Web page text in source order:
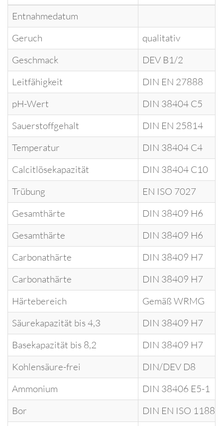
Entnahmedatum
Geruch
qualitativ
Geschmack
DEV B1/2
Leitfähigkeit
DIN EN 27888
pH-Wert
DIN 38404 C5
Sauerstoffgehalt
DIN EN 25814
Temperatur
DIN 38404 C4
Calcitlösekapazität
DIN 38404 C10
Trübung
EN ISO 7027
Gesamthärte
DIN 38409 H6
Gesamthärte
DIN 38409 H6
Carbonathärte
DIN 38409 H7
Carbonathärte
DIN 38409 H7
Härtebereich
Gemäß WRMG
Säurekapazität bis 4,3
DIN 38409 H7
Basekapazität bis 8,2
DIN 38409 H7
Kohlensäure-frei
DIN/DEV D8
Ammonium
DIN 38406 E5-1
Bor
DIN EN ISO 11885